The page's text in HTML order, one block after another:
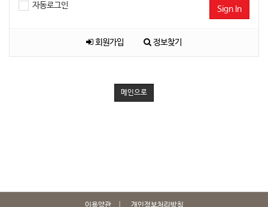
자동로그인 Sign In
회원가입 정보찾기
메인으로
이용약관 개인정보처리방침